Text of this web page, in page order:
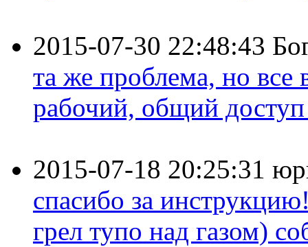
2015-07-30 22:48:43
та же проблема, но все
рабочий, общий доступ
2015-07-18 20:25:31
спасибо за
грел тупо над газом)